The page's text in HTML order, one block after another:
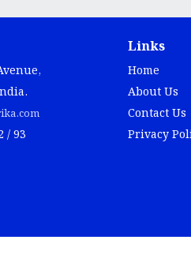
/ 93
Links
Home
About Us
Contact Us
Privacy